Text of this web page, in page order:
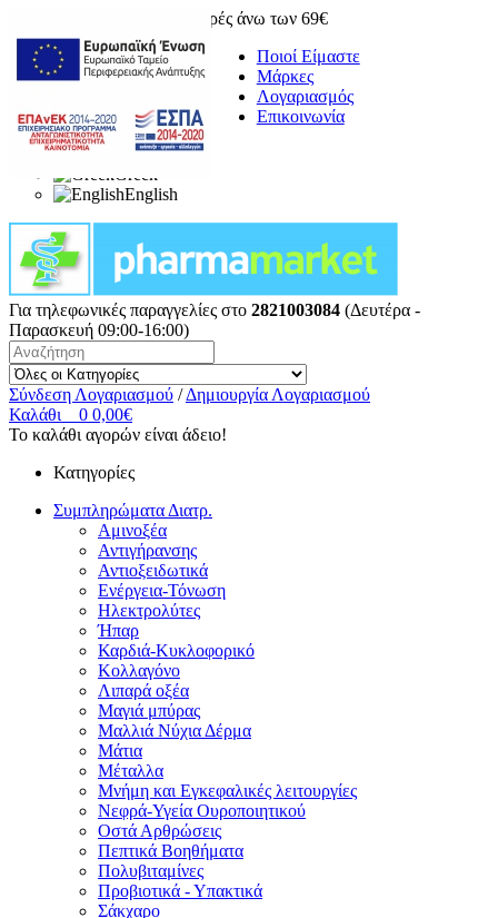
Δωρεάν μεταφορικά για αγορές άνω των 69€
Ποιοί Είμαστε
Μάρκες
Λογαριασμός
Επικοινωνία
Greek
English
Για τηλεφωνικές παραγγελίες στο 2821003084 (Δευτέρα -
Παρασκευή 09:00-16:00)
Σύνδεση Λογαριασμού / Δημιουργία Λογαριασμού
Καλάθι
0 0,00€
Το καλάθι αγορών είναι άδειο!
Κατηγορίες
Συμπληρώματα Διατρ.
Αμινοξέα
Αντιγήρανσης
Αντιοξειδωτικά
Ενέργεια-Τόνωση
Ηλεκτρολύτες
Ήπαρ
Καρδιά-Κυκλοφορικό
Κολλαγόνο
Λιπαρά οξέα
Μαγιά μπύρας
Μαλλιά Νύχια Δέρμα
Μάτια
Μέταλλα
Μνήμη και Εγκεφαλικές λειτουργίες
Νεφρά-Υγεία Ουροποιητικού
Οστά Αρθρώσεις
Πεπτικά Βοηθήματα
Πολυβιταμίνες
Προβιοτικά - Υπακτικά
Σάκχαρο